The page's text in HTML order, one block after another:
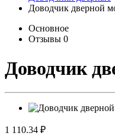
Доводчик дверной
Основное
Отзывы 0
Доводчик
1 110.34 ₽